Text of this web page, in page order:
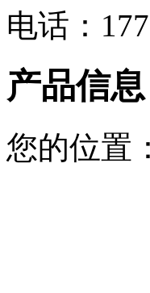
电话：
产品信息
您的位置：